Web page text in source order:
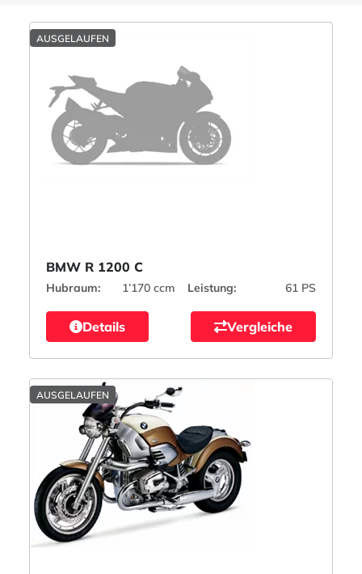
AUSGELAUFEN
BMW R 1200 C
Hubraum: 1’170 ccm Leistung: 61 PS
Details Vergleiche
AUSGELAUFEN